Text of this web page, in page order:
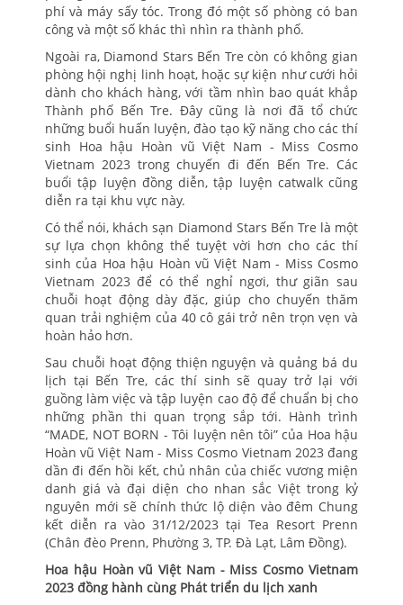
phí và máy sấy tóc. Trong đó một số phòng có ban
công và một số khác thì nhìn ra thành phố.
Ngoài ra, Diamond Stars Bến Tre còn có không gian
phòng hội nghị linh hoạt, hoặc sự kiện như cưới hỏi
dành cho khách hàng, với tầm nhìn bao quát khắp
Thành phố Bến Tre. Đây cũng là nơi đã tổ chức
những buổi huấn luyện, đào tạo kỹ năng cho các thí
sinh Hoa hậu Hoàn vũ Việt Nam - Miss Cosmo
Vietnam 2023 trong chuyến đi đến Bến Tre. Các
buổi tập luyện đồng diễn, tập luyện catwalk cũng
diễn ra tại khu vực này.
Có thể nói, khách sạn Diamond Stars Bến Tre là một
sự lựa chọn không thể tuyệt vời hơn cho các thí
sinh của Hoa hậu Hoàn vũ Việt Nam - Miss Cosmo
Vietnam 2023 để có thể nghỉ ngơi, thư giãn sau
chuỗi hoạt động dày đặc, giúp cho chuyến thăm
quan trải nghiệm của 40 cô gái trở nên trọn vẹn và
hoàn hảo hơn.
Sau chuỗi hoạt động thiện nguyện và quảng bá du
lịch tại Bến Tre, các thí sinh sẽ quay trở lại với
guồng làm việc và tập luyện cao độ để chuẩn bị cho
những phần thi quan trọng sắp tới. Hành trình
“MADE, NOT BORN - Tôi luyện nên tôi” của Hoa hậu
Hoàn vũ Việt Nam - Miss Cosmo Vietnam 2023 đang
dần đi đến hồi kết, chủ nhân của chiếc vương miện
danh giá và đại diện cho nhan sắc Việt trong kỷ
nguyên mới sẽ chính thức lộ diện vào đêm Chung
kết diễn ra vào 31/12/2023 tại Tea Resort Prenn
(Chân đèo Prenn, Phường 3, TP. Đà Lạt, Lâm Đồng).
Hoa hậu Hoàn vũ Việt Nam - Miss Cosmo Vietnam
2023 đồng hành cùng Phát triển du lịch xanh